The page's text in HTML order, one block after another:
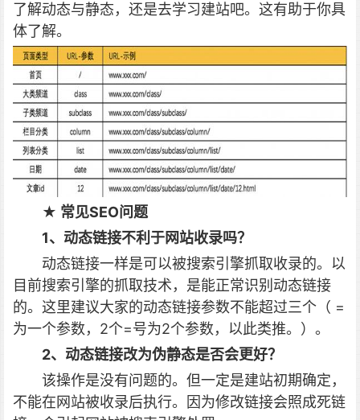
了解动态与静态，还是去学习建站吧。这有助于你具
体了解。
★ 常见SEO问题
1、动态链接不利于网站收录吗？
动态链接一样是可以被搜索引擎抓取收录的。以
目前搜索引擎的抓取技术，是能正常识别动态链接
的。这里建议大家的动态链接参数不能超过三个（ =
为一个参数，2个=号为2个参数，以此类推。）。
2、动态链接改为伪静态是否会更好？
该操作是没有问题的。但一定是建站初期确定，
不能在网站被收录后执行。因为修改链接会照成死链